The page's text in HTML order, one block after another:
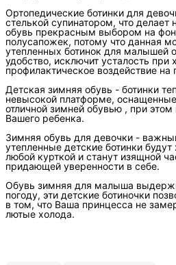
Ортопедические ботинки для
стелькой супинатором, что
обувь прекрасным выбором на
полусапожек, потому что данная
утепленных ботинок для малышей
удобство, исключит усталость при
профилактическое воздействие на
Детская зимняя обувь - ботинки
невысокой платформе,
отличной зимней обувью , при
Вашего ребенка.
Зимняя обувь для девочки -
утепленные детские ботинки
любой курткой и станут изящной
придающей уверенности в себе.
Обувь зимняя для малыша
погоду, эти детские ботиночки
в том, что Ваша принцесса не
лютые холода.